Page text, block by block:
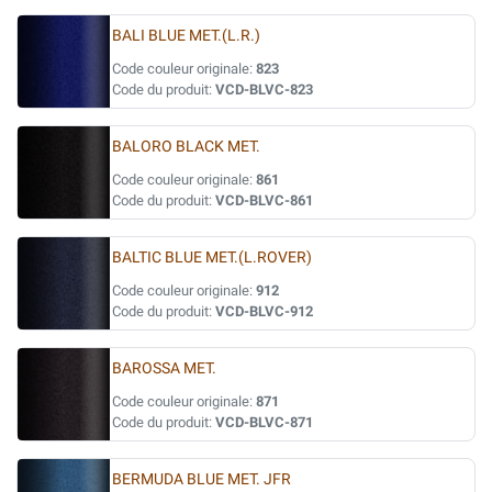
BALI BLUE MET.(L.R.)
Code couleur originale: 823
Code du produit: VCD-BLVC-823
BALORO BLACK MET.
Code couleur originale: 861
Code du produit: VCD-BLVC-861
BALTIC BLUE MET.(L.ROVER)
Code couleur originale: 912
Code du produit: VCD-BLVC-912
BAROSSA MET.
Code couleur originale: 871
Code du produit: VCD-BLVC-871
BERMUDA BLUE MET. JFR